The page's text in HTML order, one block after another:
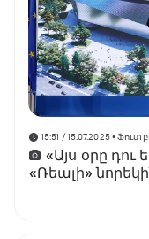
15:51 / 15.07.2025•
«Այս օրը դու
«Ռեալի»